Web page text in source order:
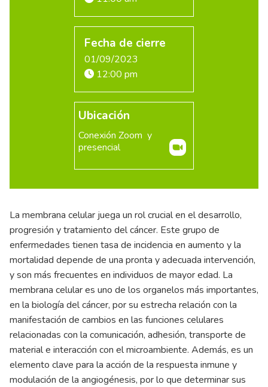
Fecha de cierre
01/09/2023
12:00 pm
Ubicación
Conexión Zoom y
presencial
La membrana celular juega un rol crucial en el desarrollo,
progresión y tratamiento del cáncer. Este grupo de
enfermedades tienen tasa de incidencia en aumento y la
mortalidad depende de una pronta y adecuada intervención,
y son más frecuentes en individuos de mayor edad. La
membrana celular es uno de los organelos más importantes,
en la biología del cáncer, por su estrecha relación con la
manifestación de cambios en las funciones celulares
relacionadas con la comunicación, adhesión, transporte de
material e interacción con el microambiente. Además, es un
elemento clave para la acción de la respuesta inmune y
modulación de la angiogénesis, por lo que determinar sus